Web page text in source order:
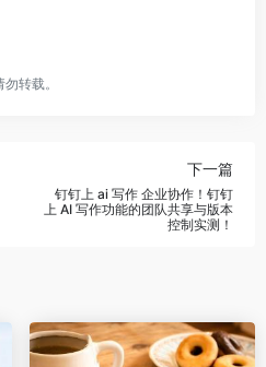
转载。
下一篇
钉钉上 ai 写作 企业协作！钉钉
上 AI 写作功能的团队共享与版本
控制实测！